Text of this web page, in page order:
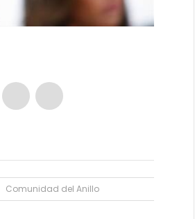
Comunidad del Anillo